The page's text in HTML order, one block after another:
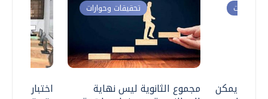
اختبارات
تحقيقات وحوارات
مجموع الثانوية ليس نهاية
وحوارات
.. هل يمكن